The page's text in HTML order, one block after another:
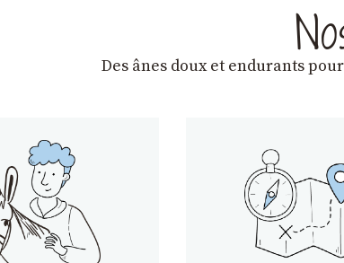
Des ânes doux et endurants